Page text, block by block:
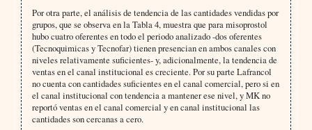
Por otra parte, el análisis de tendencia de las cantidades vendidas por
grupos, que se observa en la Tabla 4, muestra que para misoprostol
hubo cuatro oferentes en todo el periodo analizado -dos oferentes
(Tecnoquimicas y Tecnofar) tienen presencian en ambos canales con
niveles relativamente suficientes- y, adicionalmente, la tendencia de
ventas en el canal institucional es creciente. Por su parte Lafrancol
no cuenta con cantidades suficientes en el canal comercial, pero si en
el canal institucional con tendencia a mantener ese nivel, y MK no
reportó ventas en el canal comercial y en canal institucional las
cantidades son cercanas a cero.